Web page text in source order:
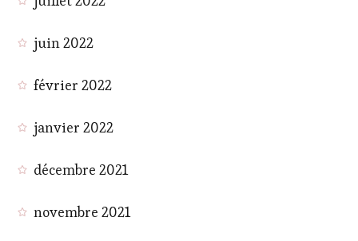
juin 2022
février 2022
janvier 2022
décembre 2021
novembre 2021